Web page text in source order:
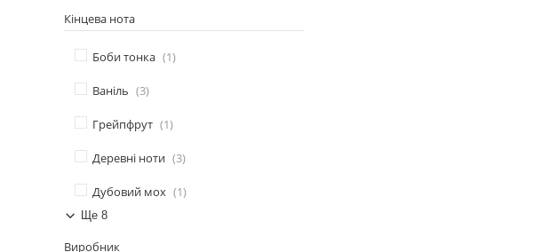
Кінцева нота
Боби тонка 1
Ваніль 3
Грейпфрут 1
Деревні ноти 3
Дубовий мох 1
Ще 8
Виробник